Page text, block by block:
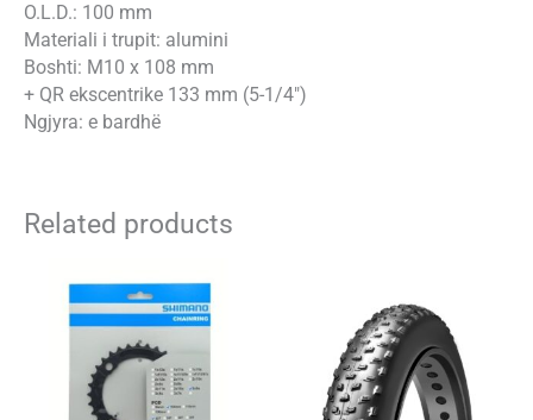
O.L.D.: 100 mm
Materiali i trupit: alumini
Boshti: M10 x 108 mm
+ QR ekscentrike 133 mm (5-1/4″)
Ngjyra: e bardhë
Related products